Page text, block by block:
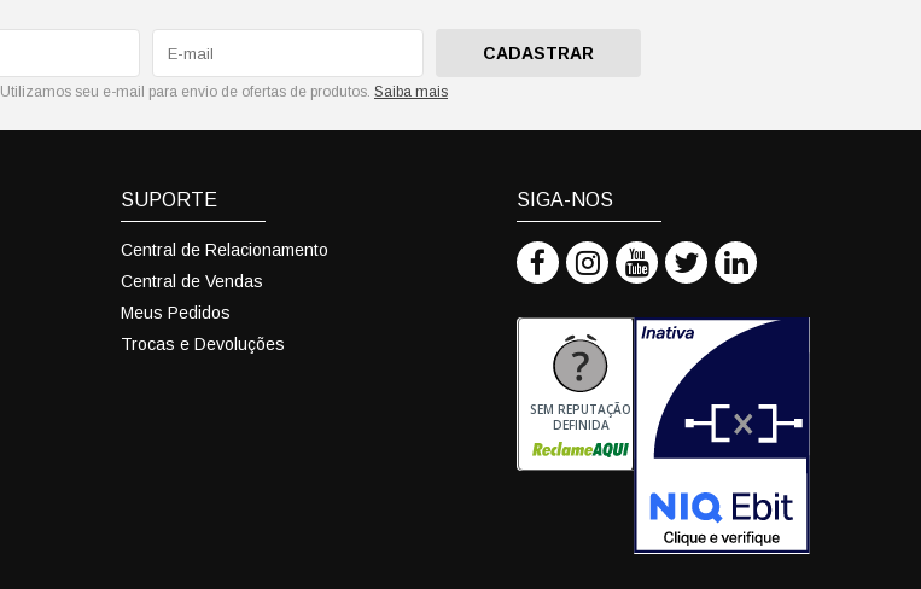
CADASTRAR
Utilizamos seu e-mail para envio de ofertas de produtos. Saiba mais
SUPORTE
Central de Relacionamento
Central de Vendas
Meus Pedidos
Trocas e Devoluções
SIGA-NOS
SEM REPUTAÇÃO
DEFINIDA